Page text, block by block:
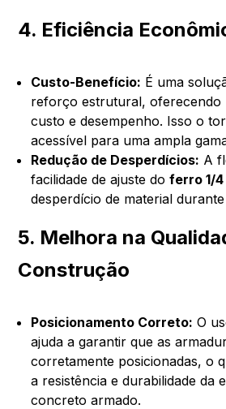
4. Eficiência
Custo-Benefício: É uma
reforço estrutural, oferecendo
custo e desempenho. Isso o
acessível para uma ampla
Redução de Desperdícios: A
facilidade de ajuste doferro 1/4
desperdício de material
5. Melhora na
Construção
Posicionamento Correto: O
ajuda a garantir que as
corretamente posicionadas, o
a resistência e durabilidade da
concreto armado.